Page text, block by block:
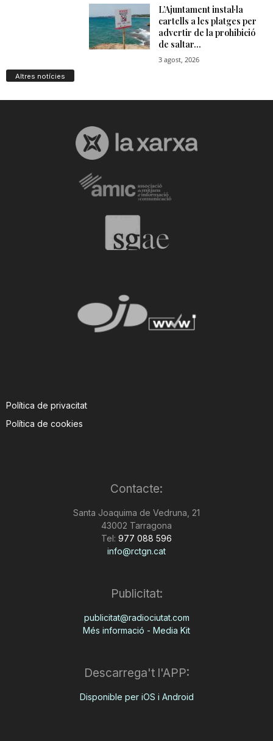
Altres notícies
Política de privacitat
Política de cookies
Contacte:
Santa Joaquima de Vedruna, 21
43002 Tarragona
Tel: 977 088 596
info@rctgn.cat
Publicitat:
publicitat@radiociutat.com
Més informació - Media Kit
Descarrega't l'APP:
Disponible per iOS i Android